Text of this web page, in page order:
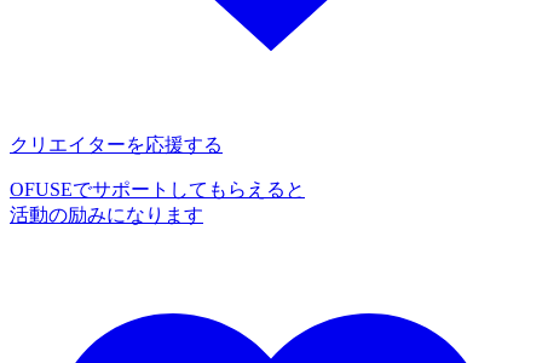
クリエイターを応援する
OFUSEでサポートしてもらえると
活動の励みになります